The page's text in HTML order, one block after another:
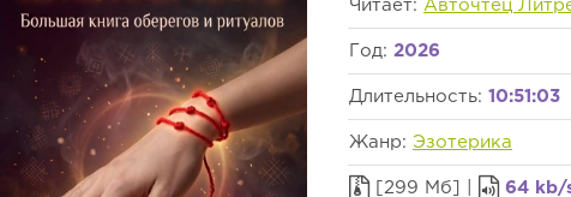
Читает: Авточтец
Год: 2026
Длительность: 10:51:03
Жанр: Эзотерика
[299 Мб] | 64 kb/